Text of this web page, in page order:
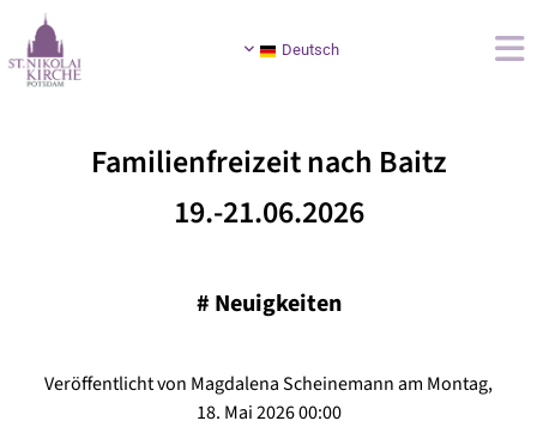
Deutsch
Familienfreizeit nach Baitz
19.-21.06.2026
# Neuigkeiten
Veröffentlicht von Magdalena Scheinemann am Montag,
18. Mai 2026 00:00